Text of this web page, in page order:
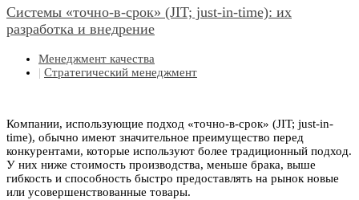
Системы «точно-в-срок» (JIT; just-in-time): их
разработка и внедрение
Менеджмент качества
| Стратегический менеджмент
Компании, использующие подход «точно-в-срок» (JIT; just-in-
time), обычно имеют значительное преимущество перед
конкурентами, которые используют более традиционный подход.
У них ниже стоимость производства, меньше брака, выше
гибкость и способность быстро предоставлять на рынок новые
или усовершенствованные товары.